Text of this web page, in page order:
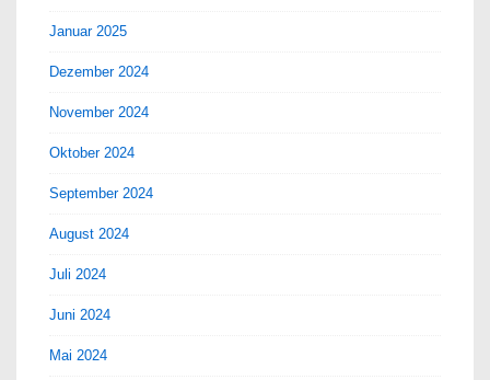
Januar 2025
Dezember 2024
November 2024
Oktober 2024
September 2024
August 2024
Juli 2024
Juni 2024
Mai 2024